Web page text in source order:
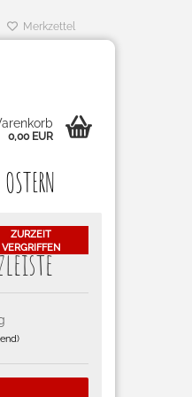
Merkzettel
0,00 EUR
OSTERN
ZURZEIT
VERGRIFFEN